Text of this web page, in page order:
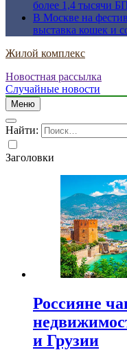
более 1,4 тысячи
В Москве на
выставка кошек и
Жилой комплекс
Новостная рассылка
Случайные новости
Меню
Найти:
Заголовки
Россияне
и Грузии